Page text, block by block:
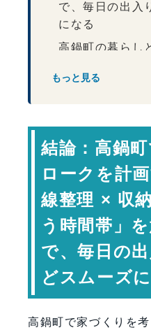
で、毎日の出入
になる
高鍋町の暮らし
ロークの役
通学・通勤動線
収納は「見える
湿気対策と掃除
将来の変化に対
シューズクロー
シューズク
たい設計視
専門家コメント
もっと見る
結論：高鍋
ロークを計
線整理 × 収
う時間帯」
で、毎日の
どスムーズ
高鍋町で家づくりを